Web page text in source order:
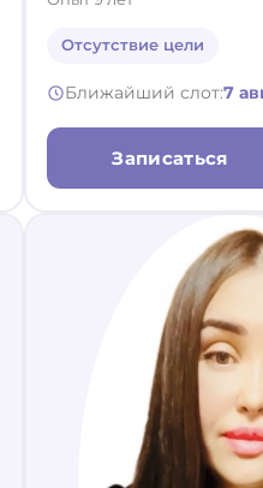
Отсутствие цели
Ближайший слот:7
Записаться